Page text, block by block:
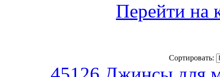
Перейти на
Сортировать: